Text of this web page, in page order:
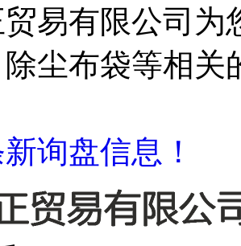
易有限公司为
尘布袋等相关
询盘信息！